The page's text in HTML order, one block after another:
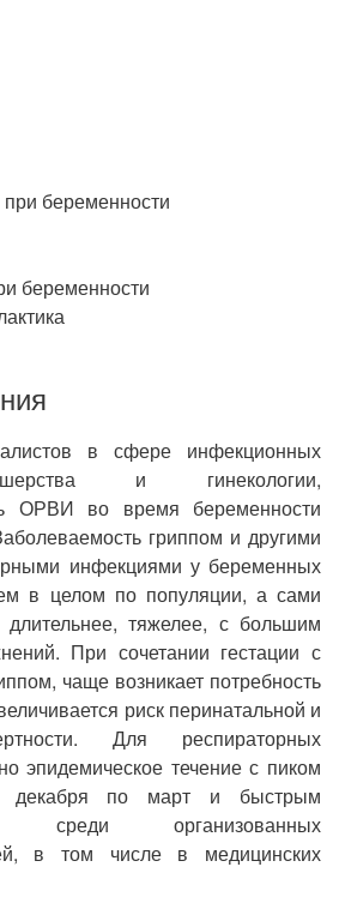
беременности
беременности
в сфере инфекционных
и гинекологии,
ОРВИ во время беременности
гриппом и другими
инфекциями у беременных
в целом по популяции, а сами
длительнее, тяжелее, с большим
При сочетании гестации с
чаще возникает потребность
риск перинатальной и
Для респираторных
эпидемическое течение с пиком
декабря по март и быстрым
среди организованных
в том числе в медицинских